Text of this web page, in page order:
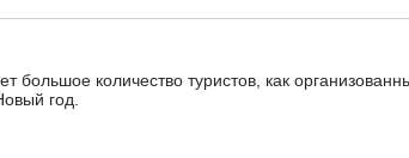
большое количество туристов, как
год.